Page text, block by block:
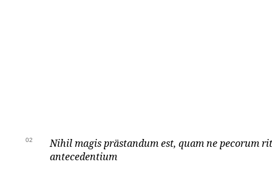
02
Nihil magis prästandum est, quam ne pecorum
antecedentium